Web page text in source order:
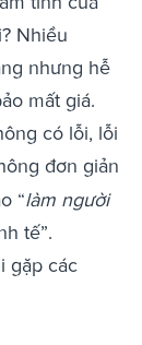
Nhiều
nhưng hễ
mất giá.
có lỗi, lỗi
đơn giản
“làm người
tế”.
gặp các